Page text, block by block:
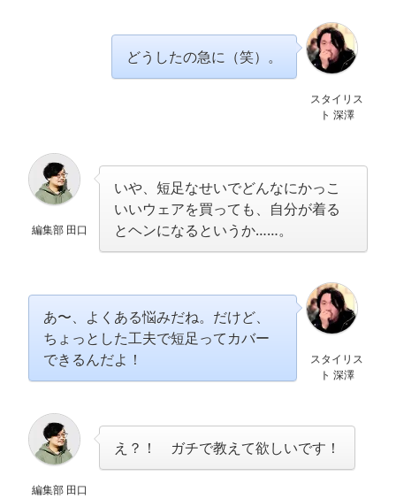
スタイリス
ト 深澤
どうしたの急に（笑）。
編集部 田口
いや、短足なせいでどんなにかっこ
いいウェアを買っても、自分が着る
とヘンになるというか……。
スタイリス
ト 深澤
あ〜、よくある悩みだね。だけど、
ちょっとした工夫で短足ってカバー
できるんだよ！
編集部 田口
え？！ ガチで教えて欲しいです！